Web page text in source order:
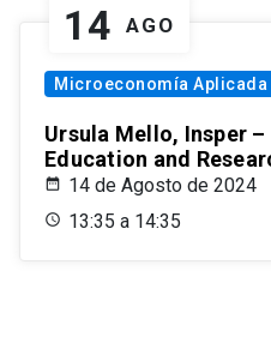
14 AGO
Microeconomía Aplicada
Ursula Mello, Insper
Education and
14 de Agosto de 2024
13:35 a 14:35